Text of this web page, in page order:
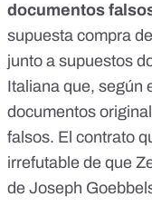
documentos
supuesta compra
junto a supuestos
Italiana que, según
documentos
falsos. El contrato
irrefutable de que
de Joseph